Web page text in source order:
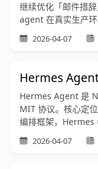
继续优化「邮件措
agent 在真实生产
2026-04-07
Hermes
Hermes Agent 是
MIT 协议。核心定
编排框架，Hermes
2026-04-07